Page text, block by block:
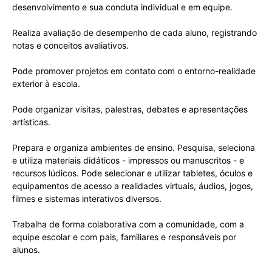
desenvolvimento e sua conduta individual e em equipe.
Realiza avaliação de desempenho de cada aluno, registrando
notas e conceitos avaliativos.
Pode promover projetos em contato com o entorno-realidade
exterior à escola.
Pode organizar visitas, palestras, debates e apresentações
artísticas.
Prepara e organiza ambientes de ensino. Pesquisa, seleciona
e utiliza materiais didáticos - impressos ou manuscritos - e
recursos lúdicos. Pode selecionar e utilizar tabletes, óculos e
equipamentos de acesso a realidades virtuais, áudios, jogos,
filmes e sistemas interativos diversos.
Trabalha de forma colaborativa com a comunidade, com a
equipe escolar e com pais, familiares e responsáveis por
alunos.